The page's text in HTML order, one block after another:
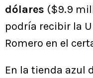
dólares ($9.9
podría recibir la
Romero en el
En la tienda azul